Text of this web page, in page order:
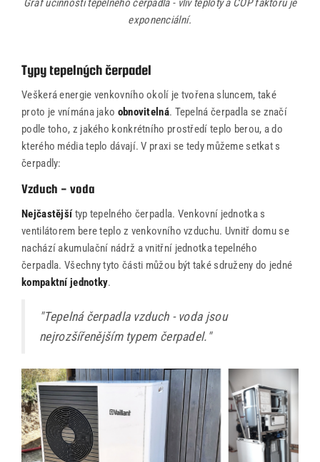
Graf účinnosti tepelného čerpadla - vliv teploty a COP faktoru je
exponenciální.
Typy tepelných čerpadel
Veškerá energie venkovního okolí je tvořena sluncem, také
proto je vnímána jako obnovitelná. Tepelná čerpadla se značí
podle toho, z jakého konkrétního prostředí teplo berou, a do
kterého média teplo dávají. V praxi se tedy můžeme setkat s
čerpadly:
Vzduch - voda
Nejčastějšítyp tepelného čerpadla. Venkovní jednotka s
ventilátorem bere teplo z venkovního vzduchu. Uvnitř domu se
nachází akumulační nádrž a vnitřní jednotka tepelného
čerpadla. Všechny tyto části můžou být také sdruženy do jedné
kompaktní jednotky.
"Tepelná čerpadla vzduch - voda jsou
nejrozšířenějším typem čerpadel."